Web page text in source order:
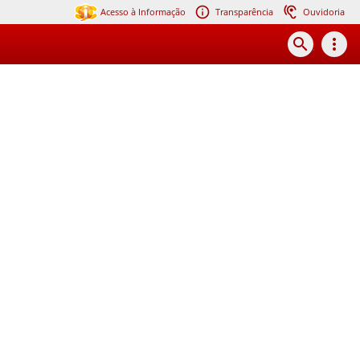
Acesso à Informação Transparência Ouvidoria
search more_vert